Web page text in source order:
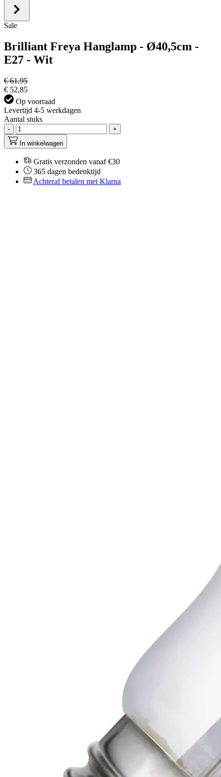
Sale
Brilliant Freya Hanglamp - Ø40,5cm -
E27 - Wit
€ 61,95
€ 52,85
Op voorraad
Levertijd 4-5 werkdagen
Aantal stuks
-
+
In winkelwagen
Gratis verzonden vanaf €30
365 dagen bedenktijd
Achteraf betalen met Klarna